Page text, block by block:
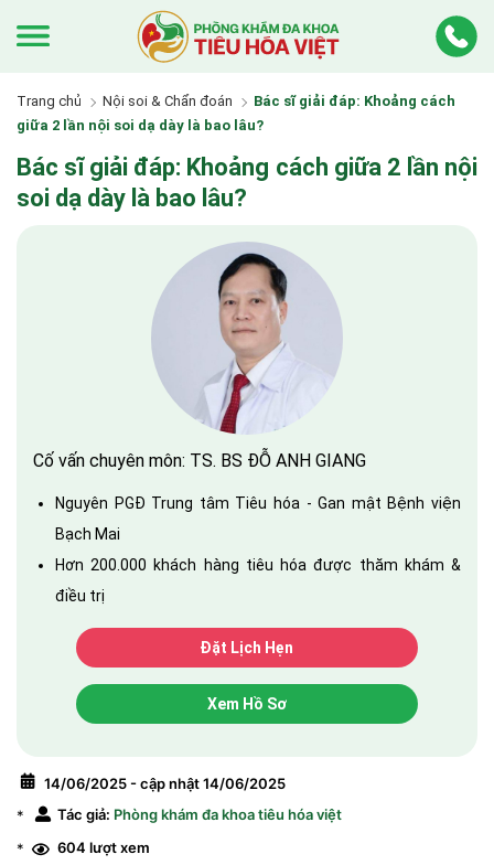
Trang chủ Nội soi & Chẩn đoán
Bác sĩ giải đáp: Khoảng cách
giữa 2 lần nội soi dạ dày là bao lâu?
Bác sĩ giải đáp: Khoảng cách giữa 2 lần nội
soi dạ dày là bao lâu?
Cố vấn chuyên môn: TS. BS ĐỖ ANH GIANG
Nguyên PGĐ Trung tâm Tiêu hóa - Gan mật Bệnh viện
Bạch Mai
Hơn 200.000 khách hàng tiêu hóa được thăm khám &
điều trị
Đặt Lịch Hẹn
Xem Hồ Sơ
14/06/2025 - cập nhật 14/06/2025
*
Tác giả: Phòng khám đa khoa tiêu hóa việt
*
604 lượt xem